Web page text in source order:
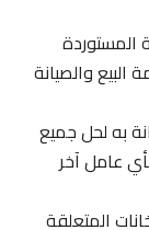
والصيانة
لحل جميع
عامل آخر
المتعلقة